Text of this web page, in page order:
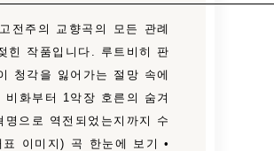
전주의 교향곡의 모든 관례
힌 작품입니다. 루트비히 판
청각을 잃어가는 절망 속에
화부터 1악장 호른의 숨겨
으로 역전되었는지까지 수
이미지) 곡 한눈에 보기 •